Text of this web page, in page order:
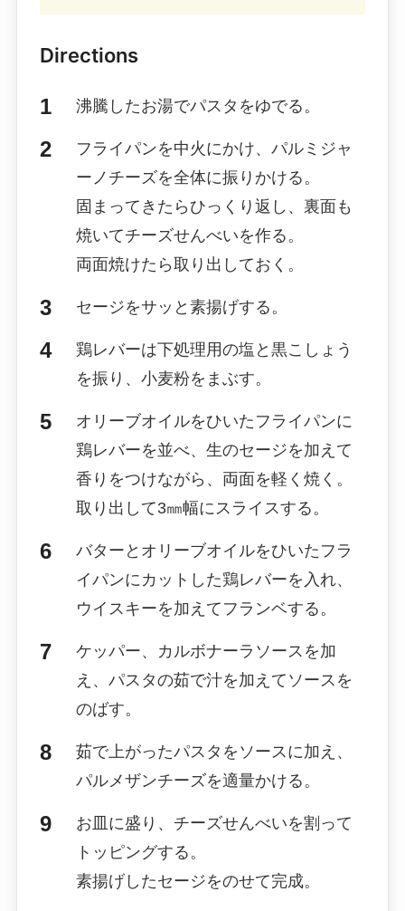
Directions
沸騰したお湯でパスタをゆでる。
フライパンを中火にかけ、パルミジャ
ーノチーズを全体に振りかける。
固まってきたらひっくり返し、裏面も
焼いてチーズせんべいを作る。
両面焼けたら取り出しておく。
セージをサッと素揚げする。
鶏レバーは下処理用の塩と黒こしょう
を振り、小麦粉をまぶす。
オリーブオイルをひいたフライパンに
鶏レバーを並べ、生のセージを加えて
香りをつけながら、両面を軽く焼く。
取り出して3㎜幅にスライスする。
バターとオリーブオイルをひいたフラ
イパンにカットした鶏レバーを入れ、
ウイスキーを加えてフランベする。
ケッパー、カルボナーラソースを加
え、パスタの茹で汁を加えてソースを
のばす。
茹で上がったパスタをソースに加え、
パルメザンチーズを適量かける。
お皿に盛り、チーズせんべいを割って
トッピングする。
素揚げしたセージをのせて完成。